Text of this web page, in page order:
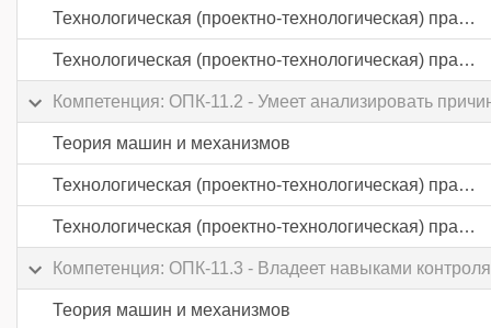
Технологическая (проектно-технологическая) практика
Технологическая (проектно-технологическая) практика
Компетенция: ОПК-11.2 - Умеет анализировать
Теория машин и механизмов
Технологическая (проектно-технологическая) практика
Технологическая (проектно-технологическая) практика
Компетенция: ОПК-11.3 - Владеет навыками
Теория машин и механизмов